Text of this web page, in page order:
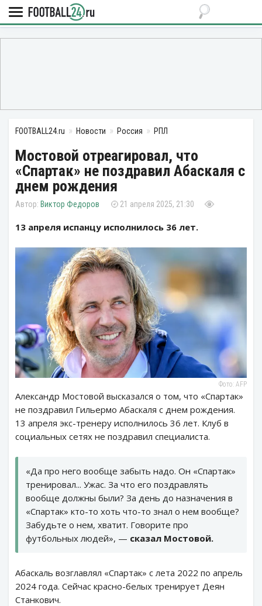
FOOTBALL24.ru Новости Россия РПЛ
Мостовой отреагировал, что
«Спартак» не поздравил Абаскаля с
днем рождения
Виктор Федоров 21 апреля 2025, 21:30
13 апреля испанцу исполнилось 36 лет.
Фото: AFP
Александр Мостовой высказался о том, что «Спартак»
не поздравил Гильермо Абаскаля с днем рождения.
13 апреля экс-тренеру исполнилось 36 лет. Клуб в
социальных сетях не поздравил специалиста.
«Да про него вообще забыть надо. Он «Спартак»
тренировал... Ужас. За что его поздравлять
вообще должны были? За день до назначения в
«Спартак» кто-то хоть что-то знал о нем вообще?
Забудьте о нем, хватит. Говорите про
футбольных людей», — сказал Мостовой.
Абаскаль возглавлял «Спартак» с лета 2022 по апрель
2024 года. Сейчас красно-белых тренирует Деян
Станкович.